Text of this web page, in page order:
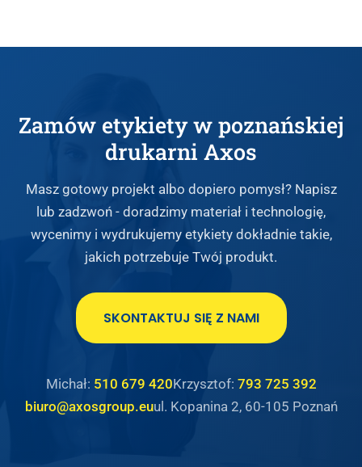
Zamów etykiety w poznańskiej
drukarni Axos
Masz gotowy projekt albo dopiero pomysł? Napisz
lub zadzwoń - doradzimy materiał i technologię,
wycenimy i wydrukujemy etykiety dokładnie takie,
jakich potrzebuje Twój produkt.
SKONTAKTUJ SIĘ Z NAMI
Michał: 510 679 420Krzysztof: 793 725 392
biuro@axosgroup.euul. Kopanina 2, 60-105 Poznań